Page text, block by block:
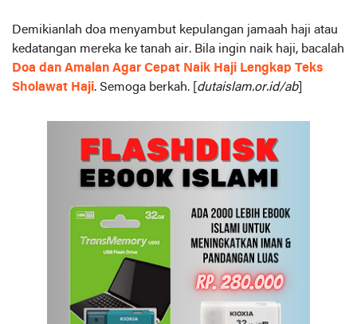
Demikianlah doa menyambut kepulangan jamaah haji atau
kedatangan mereka ke tanah air. Bila ingin naik haji, bacalah
Doa dan Amalan Agar Cepat Naik Haji Lengkap Teks
Sholawat Haji. Semoga berkah. [ dutaislam.or.id/ab]